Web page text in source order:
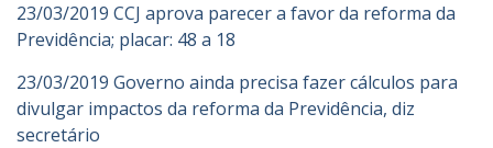
23/03/2019 CCJ aprova parecer a favor da reforma da
Previdência; placar: 48 a 18
23/03/2019 Governo ainda precisa fazer cálculos para
divulgar impactos da reforma da Previdência, diz
secretário